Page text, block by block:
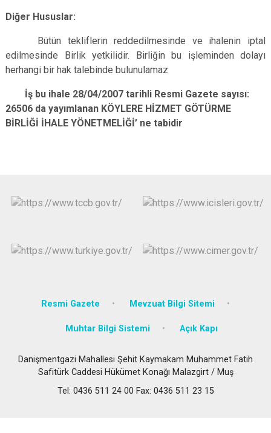
Diğer Hususlar:
Bütün tekliflerin reddedilmesinde ve ihalenin iptal
edilmesinde Birlik yetkilidir. Birliğin bu işleminden dolayı
herhangi bir hak talebinde bulunulamaz
İş bu ihale 28/04/2007 tarihli Resmi Gazete sayısı:
26506 da yayımlanan KÖYLERE HİZMET GÖTÜRME
BİRLİĞİ İHALE YÖNETMELİĞİ’ ne tabidir
Resmi Gazete Mevzuat Bilgi Sitemi
Muhtar Bilgi Sistemi Açık Kapı
Danişmentgazi Mahallesi Şehit Kaymakam Muhammet Fatih
Safitürk Caddesi Hükümet Konağı Malazgirt / Muş
Tel: 0436 511 24 00 Fax: 0436 511 23 15